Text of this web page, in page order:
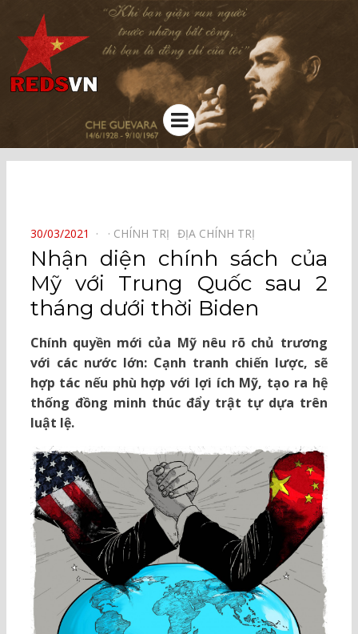
Kênh chia sẻ tri thức cộng đồng
Menu
POSTED
ON
30/03/2021 CHÍNH TRỊ⠀ ĐỊA CHÍNH TRỊ⠀
Nhận diện chính sách của
Mỹ với Trung Quốc sau 2
tháng dưới thời Biden
Chính quyền mới của Mỹ nêu rõ chủ trương
với các nước lớn: Cạnh tranh chiến lược, sẽ
hợp tác nếu phù hợp với lợi ích Mỹ, tạo ra hệ
thống đồng minh thúc đẩy trật tự dựa trên
luật lệ.